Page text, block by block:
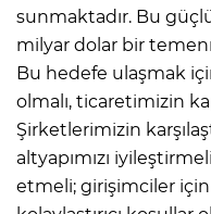
sunmaktadır. Bu
milyar dolar bir
Bu hedefe ulaşmak
olmalı, ticaretimizin
Şirketlerimizin
altyapımızı
etmeli; girişimciler